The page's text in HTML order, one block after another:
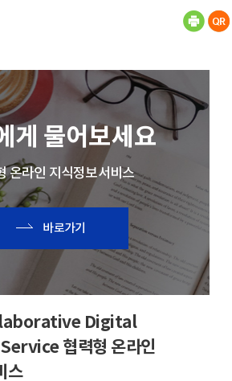
게 물어보세요
온라인 지식정보서비스
바로가기
Digital
협력형 온라인
스